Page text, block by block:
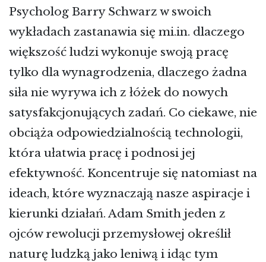
Psycholog Barry Schwarz w swoich
wykładach zastanawia się mi.in. dlaczego
większość ludzi wykonuje swoją pracę
tylko dla wynagrodzenia, dlaczego żadna
siła nie wyrywa ich z łóżek do nowych
satysfakcjonujących zadań. Co ciekawe, nie
obciąża odpowiedzialnością technologii,
która ułatwia pracę i podnosi jej
efektywność. Koncentruje się natomiast na
ideach, które wyznaczają nasze aspiracje i
kierunki działań. Adam Smith jeden z
ojców rewolucji przemysłowej określił
naturę ludzką jako leniwą i idąc tym